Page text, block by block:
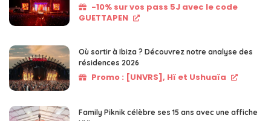
-10% sur vos pass 5J avec le code
GUETTAPEN
Où sortir à Ibiza ? Découvrez notre analyse des
résidences 2026
Promo : [UNVRS], Hï et Ushuaïa
Family Piknik célèbre ses 15 ans avec une affiche